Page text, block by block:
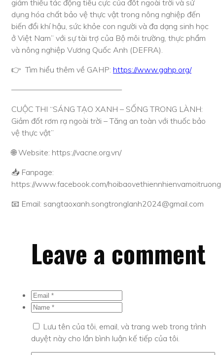
giảm thiểu tác động tiêu cực của đốt ngoài trời và sử
dụng hóa chất bảo vệ thực vật trong nông nghiệp đến
biến đổi khí hậu, sức khỏe con người và đa dạng sinh học
ở Việt Nam” với sự tài trợ của Bộ môi trường, thực phẩm
và nông nghiệp Vương Quốc Anh (DEFRA).
👉 Tìm hiểu thêm về GAHP: https://www.gahp.org/
——————————————
CUỘC THI “SÁNG TẠO XANH – SỐNG TRONG LÀNH:
Giảm đốt rơm rạ ngoài trời – Tăng an toàn với thuốc bảo
vệ thực vật”
🌐 Website: https://vacne.org.vn/
📥 Fanpage:
https://www.facebook.com/
📧 Email: sangtaoxanh.songtronglanh2024@gmail.com
Leave a comment
Lưu tên của tôi, email, và trang web trong trình
duyệt này cho lần bình luận kế tiếp của tôi.